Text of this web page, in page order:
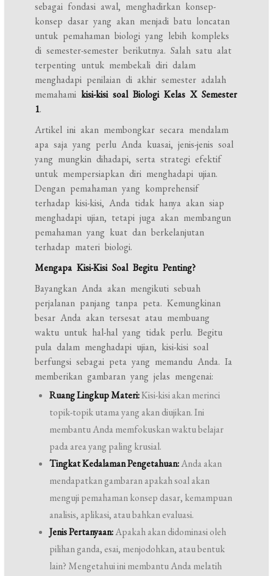
sebagai fondasi awal, menghadirkan konsep-
konsep dasar yang akan menjadi batu loncatan
untuk pemahaman biologi yang lebih kompleks
di semester-semester berikutnya. Salah satu alat
terpenting untuk membekali diri dalam
menghadapi penilaian di akhir semester adalah
memahamikisi-kisi soal Biologi Kelas X Semester
1.
Artikel ini akan membongkar secara mendalam
apa saja yang perlu Anda kuasai, jenis-jenis soal
yang mungkin dihadapi, serta strategi efektif
untuk mempersiapkan diri menghadapi ujian.
Dengan pemahaman yang komprehensif
terhadap kisi-kisi, Anda tidak hanya akan siap
menghadapi ujian, tetapi juga akan membangun
pemahaman yang kuat dan berkelanjutan
terhadap materi biologi.
Mengapa Kisi-Kisi Soal Begitu Penting?
Bayangkan Anda akan mengikuti sebuah
perjalanan panjang tanpa peta. Kemungkinan
besar Anda akan tersesat atau membuang
waktu untuk hal-hal yang tidak perlu. Begitu
pula dalam menghadapi ujian, kisi-kisi soal
berfungsi sebagai peta yang memandu Anda. Ia
memberikan gambaran yang jelas mengenai:
Ruang Lingkup Materi:Kisi-kisi akan merinci
topik-topik utama yang akan diujikan. Ini
membantu Anda memfokuskan waktu belajar
pada area yang paling krusial.
Tingkat Kedalaman Pengetahuan:Anda akan
mendapatkan gambaran apakah soal akan
menguji pemahaman konsep dasar, kemampuan
analisis, aplikasi, atau bahkan evaluasi.
Jenis Pertanyaan:Apakah akan didominasi oleh
pilihan ganda, esai, menjodohkan, atau bentuk
lain? Mengetahui ini membantu Anda melatih